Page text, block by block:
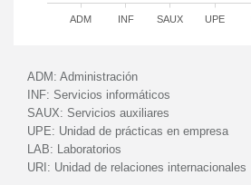
ADM INF SAUX UPE
ADM: Administración
INF: Servicios informáticos
SAUX: Servicios auxiliares
UPE: Unidad de prácticas en empresa
LAB: Laboratorios
URI: Unidad de relaciones internacionales